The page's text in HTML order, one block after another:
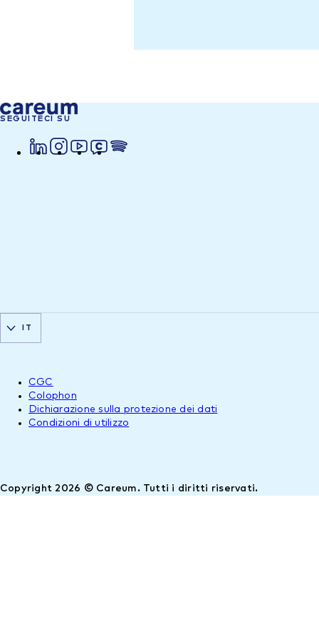
SEGUITECI SU
Copyright 2026 © Careum. Tutti i diritti riservati.
CGC
Colophon
Dichiarazione sulla protezione dei dati
Condizioni di utilizzo
IT